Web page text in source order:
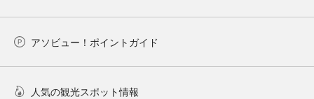
アソビュー！ポイントガイド
人気の観光スポット情報